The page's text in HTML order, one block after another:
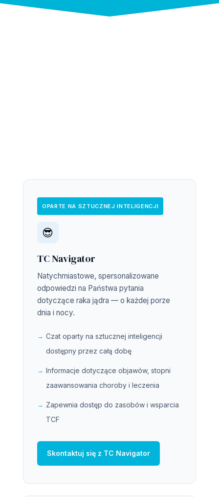
OPARTE NA SZTUCZNEJ INTELIGENCJI
😎
TC Navigator
Natychmiastowe, spersonalizowane
odpowiedzi na Państwa pytania
dotyczące raka jądra — o każdej porze
dnia i nocy.
Czat oparty na sztucznej inteligencji
dostępny przez całą dobę
Informacje dotyczące objawów, stopni
zaawansowania choroby i leczenia
Zapewnia dostęp do zasobów i wsparcia
TCF
Skontaktuj się z TC Navigator